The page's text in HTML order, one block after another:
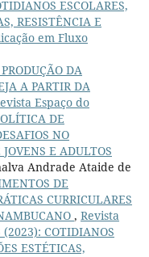
ESCOLARES,
RESISTÊNCIA E
em Fluxo
DA
A PARTIR DA
Espaço do
DE
NO
E ADULTOS
Andrade Ataide de
DE
CURRICULARES
, Revista
COTIDIANOS
ESTÉTICAS,